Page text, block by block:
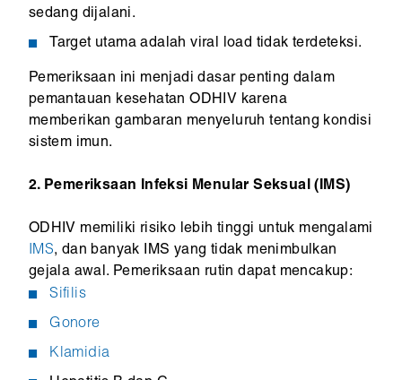
sedang dijalani.
Target utama adalah viral load tidak terdeteksi.
Pemeriksaan ini menjadi dasar penting dalam
pemantauan kesehatan ODHIV karena
memberikan gambaran menyeluruh tentang kondisi
sistem imun.
2. Pemeriksaan Infeksi Menular Seksual (IMS)
ODHIV memiliki risiko lebih tinggi untuk mengalami
IMS, dan banyak IMS yang tidak menimbulkan
gejala awal. Pemeriksaan rutin dapat mencakup:
Sifilis
Gonore
Klamidia